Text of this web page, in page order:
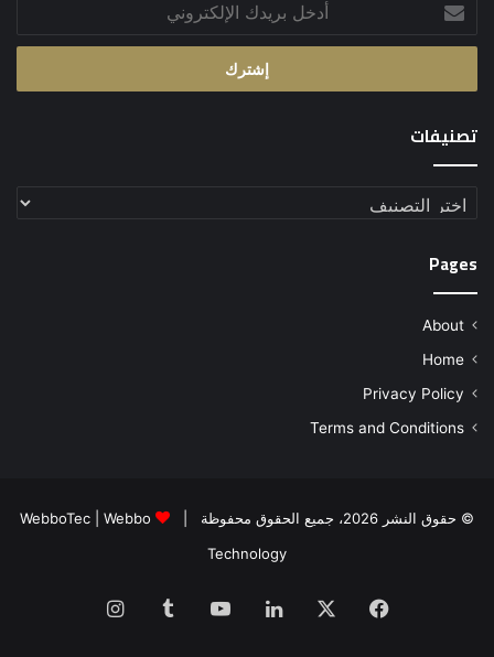
بريدك
الإلكتروني
تصنيفات
تصنيفات
Pages
About
Home
Privacy Policy
Terms and Conditions
© حقوق النشر 2026، جميع الحقوق محفوظة | WebboTec
Webbo
Technology
فيسبوك لينكدإن ‫YouTube